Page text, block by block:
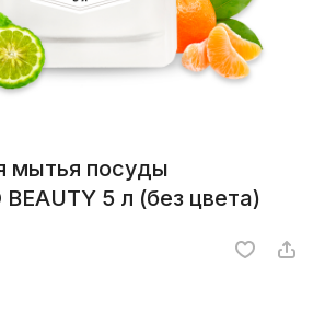
мытья посуды
BEAUTY 5 л (без цвета)